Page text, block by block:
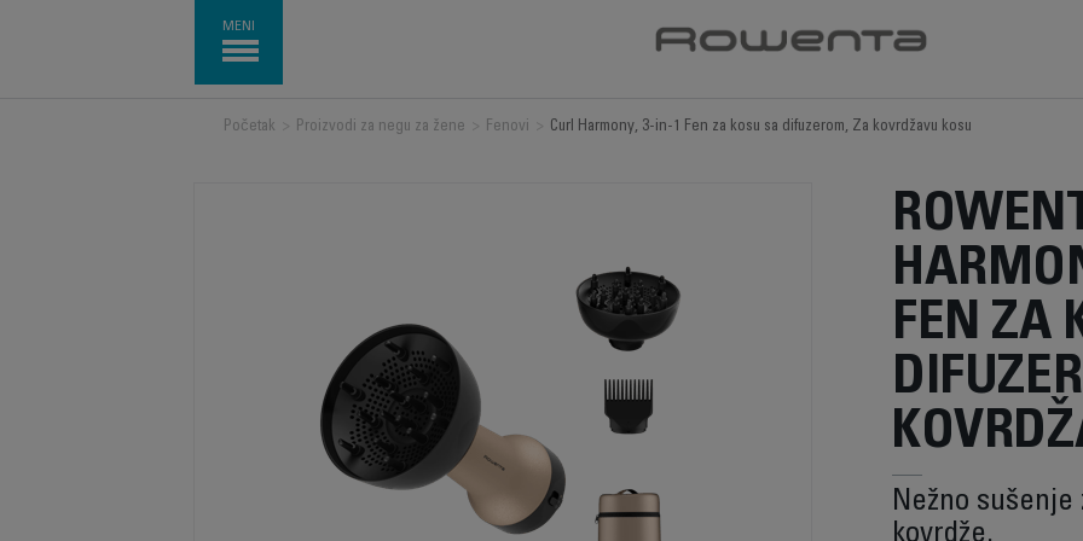
MENI
Početak Proizvodi za negu za žene Fenovi Curl Harmony, 3-in-1 Fen za kosu sa difuzerom, Za kovrdžavu kosu
FEN ZA
Nežno